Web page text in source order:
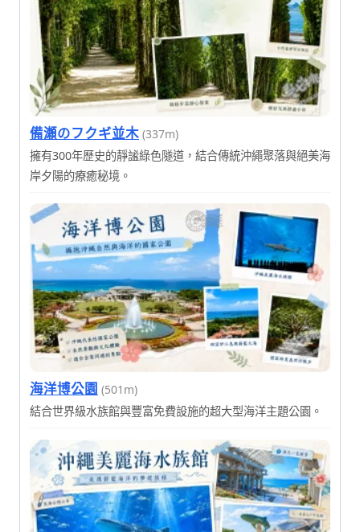
備瀬のフクギ並木 (337m)
擁有300年歷史的靜謐綠色隧道，結合傳統沖繩聚落與絕美海
岸夕陽的療癒秘境。
海洋博公園 (501m)
結合世界級水族館與豐富免費設施的超大型海洋主題公園。